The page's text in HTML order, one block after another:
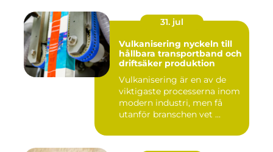
31. jul
Vulkanisering nyckeln till
hållbara transportband och
driftsäker produktion
Vulkanisering är en av de
viktigaste processerna inom
modern industri, men få
utanför branschen vet ...